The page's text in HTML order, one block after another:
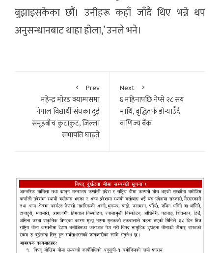
बुझाइसकेका छौं। उनीहरू कहाँ जाँदै थिए भन्ने थप
अनुसन्धानबाट थाहा होला,’ उनले भने।
Prev
महेन्द्र मोरङ क्याम्पसमा
नेपाल विद्यार्थी संघका दुई
समूहबीच कुटाकुट, जिल्ला
सभापति घाइते
Next
६ महिनापछि नेप्से २८ सय
माथि, वृद्धितर्फ डाेर्‍याउँदै
वाणिज्य बैंक